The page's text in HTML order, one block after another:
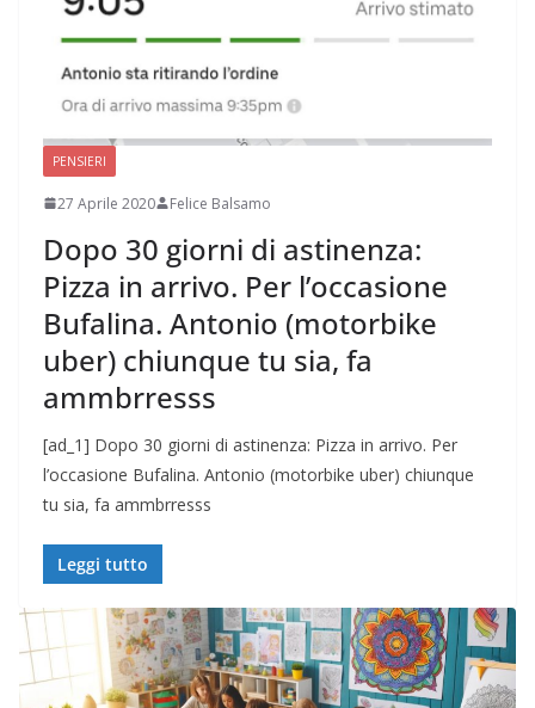
PENSIERI
27 Aprile 2020 Felice Balsamo
Dopo 30 giorni di astinenza:
Pizza in arrivo. Per l’occasione
Bufalina. Antonio (motorbike
uber) chiunque tu sia, fa
ammbrresss
[ad_1] Dopo 30 giorni di astinenza: Pizza in arrivo. Per
l’occasione Bufalina. Antonio (motorbike uber) chiunque
tu sia, fa ammbrresss
Leggi tutto